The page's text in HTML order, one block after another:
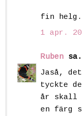
fin helg.
1 apr.
Ruben
Jaså,
tyckte
år skall
en färg